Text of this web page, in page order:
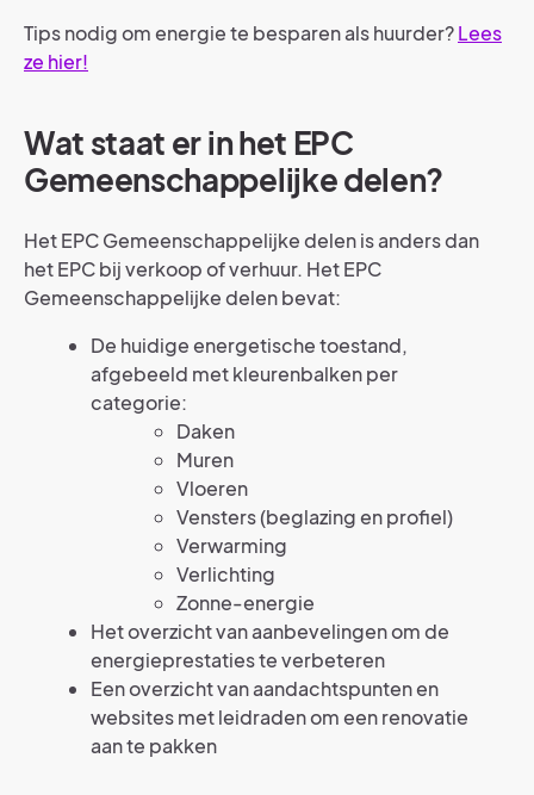
Tips nodig om energie te besparen als huurder?Lees
ze hier!
Wat staat er in het EPC
Gemeenschappelijke delen?
Het EPC Gemeenschappelijke delen is anders dan
het EPC bij verkoop of verhuur. Het EPC
Gemeenschappelijke delen bevat:
De huidige energetische toestand,
afgebeeld met kleurenbalken per
categorie:
Daken
Muren
Vloeren
Vensters (beglazing en profiel)
Verwarming
Verlichting
Zonne-energie
Het overzicht van aanbevelingen om de
energieprestaties te verbeteren
Een overzicht van aandachtspunten en
websites met leidraden om een renovatie
aan te pakken